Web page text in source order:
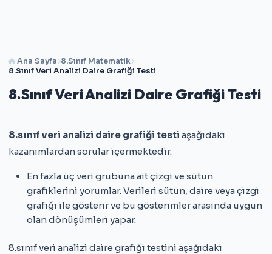
Ana Sayfa 8.Sınıf Matematik
8.Sınıf Veri Analizi Daire Grafiği Testi
8.Sınıf Veri Analizi Daire Grafiği Testi
8.sınıf veri analizi daire grafiği testi aşağıdaki
kazanımlardan sorular içermektedir.
En fazla üç veri grubuna ait çizgi ve sütun
grafiklerini yorumlar. Verileri sütun, daire veya çizgi
grafiği ile gösterir ve bu gösterimler arasında uygun
olan dönüşümleri yapar.
8.sınıf veri analizi daire grafiği testini aşağıdaki